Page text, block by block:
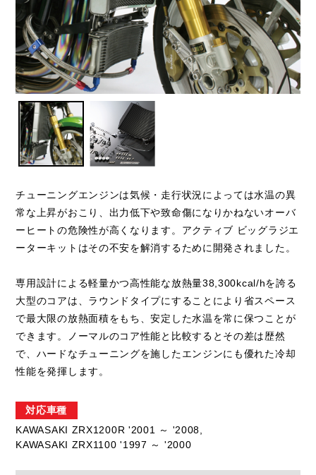
チューニングエンジンは気候・走行状況によっては水温の異
常な上昇がおこり、出力低下や致命傷になりかねないオーバ
ーヒートの危険性が高くなります。アクティブ ビッグラジエ
ーターキットはその不安を解消するために開発されました。
専用設計による軽量かつ高性能な放熱量38,300kcal/hを誇る
大型のコアは、ラウンドタイプにすることにより省スペース
で最大限の放熱面積をもち、安定した水温を常に保つことが
できます。ノーマルのコア性能と比較するとその差は歴然
で、ハードなチューニングを施したエンジンにも優れた冷却
性能を発揮します。
対応車種
KAWASAKI ZRX1200R '2001 ～ '2008,
KAWASAKI ZRX1100 '1997 ～ '2000